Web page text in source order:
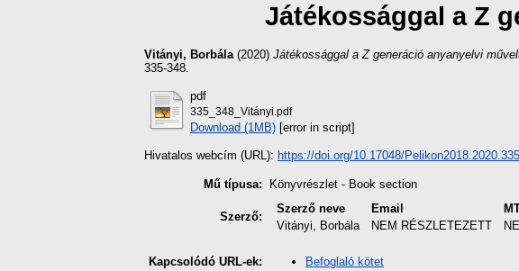
Játékossággal a Z
Vitányi, Borbála (2020) Játékossággal a Z generáció anyanyelvi
335-348.
pdf
335_348_Vitányi.pdf
Download (1MB) [error in script]
Hivatalos webcím (URL): https://doi.org/10.17048/Pelikon2018.2020.335
Mű típusa: Könyvrészlet - Book section
Szerző:
Szerző neve Email
Vitányi, Borbála
NEM RÉSZLETEZETT
Kapcsolódó URL-ek: Befoglaló kötet